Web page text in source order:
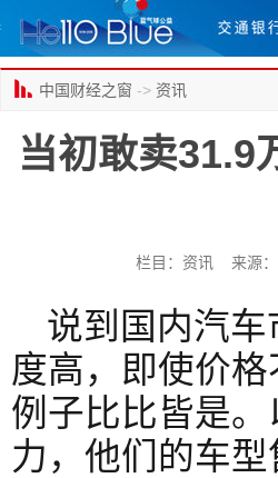
中国财经之窗 -> 资讯
当初敢卖31.9
栏目：资讯 来源
说到国内汽
度高，即使价
例子比比皆是
力，他们的车